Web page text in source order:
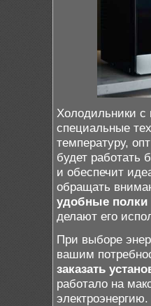
Холодильники с
специальные
температуру,
будет работать
и обеспечит
обращать
удобные полки
делают его
При выборе
вашим
заказать
работало на
электроэнергию.